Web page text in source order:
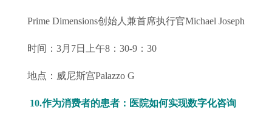
Prime Dimensions创始人兼首席执行官Michael Joseph
时间：3月7日上午8：30-9：30
地点：威尼斯宫Palazzo G
10.作为消费者的患者：医院如何实现数字化咨询